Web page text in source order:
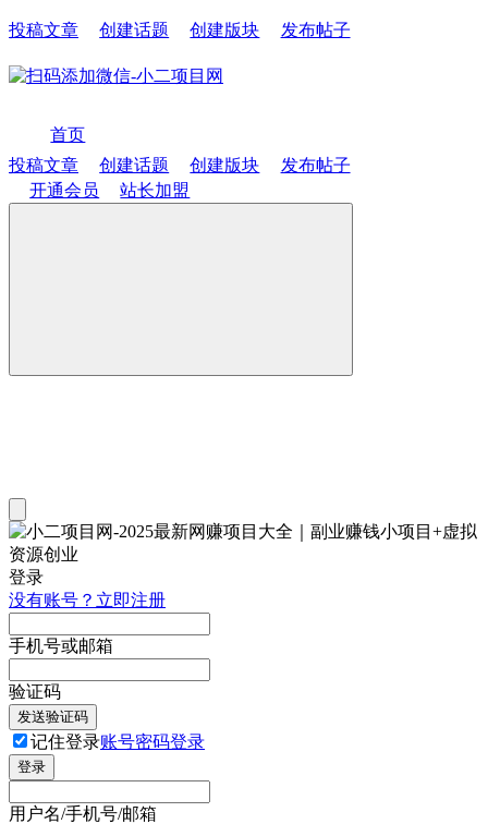
投稿文章 创建话题 创建版块 发布帖子
首页
投稿文章
创建话题 创建版块
发布帖子
开通会员
站长加盟
登录
没有账号？立即注册
手机号或邮箱
验证码
发送验证码
记住登录账号密码登录
登录
用户名/手机号/邮箱